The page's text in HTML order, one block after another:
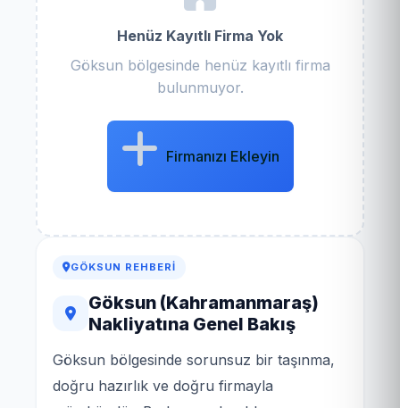
Henüz Kayıtlı Firma Yok
Göksun bölgesinde henüz kayıtlı firma
bulunmuyor.
Firmanızı Ekleyin
GÖKSUN REHBERI
Göksun (Kahramanmaraş)
Nakliyatına Genel Bakış
Göksun bölgesinde sorunsuz bir taşınma,
doğru hazırlık ve doğru firmayla